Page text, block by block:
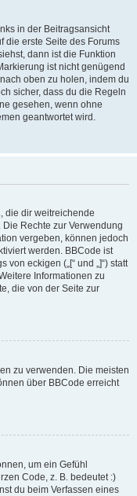
in der Beitragsansicht
die erste Seite des Forums
dann ist die Funktion
ist nicht genügend
oben zu holen, indem du
sicher, dass du die Regeln
gesehen, wenn ohne
geantwortet wird.
die dir weitreichende
Rechte zur Verwendung
vergeben, können jedoch
werden. BBCode ist
eckigen („[“ und „]“) statt
Informationen zu
die von der Seite zur
zu verwenden. Die meisten
über BBCode erreicht
um ein Gefühl
Code, z. B. bedeutet :)
du beim Verfassen eines